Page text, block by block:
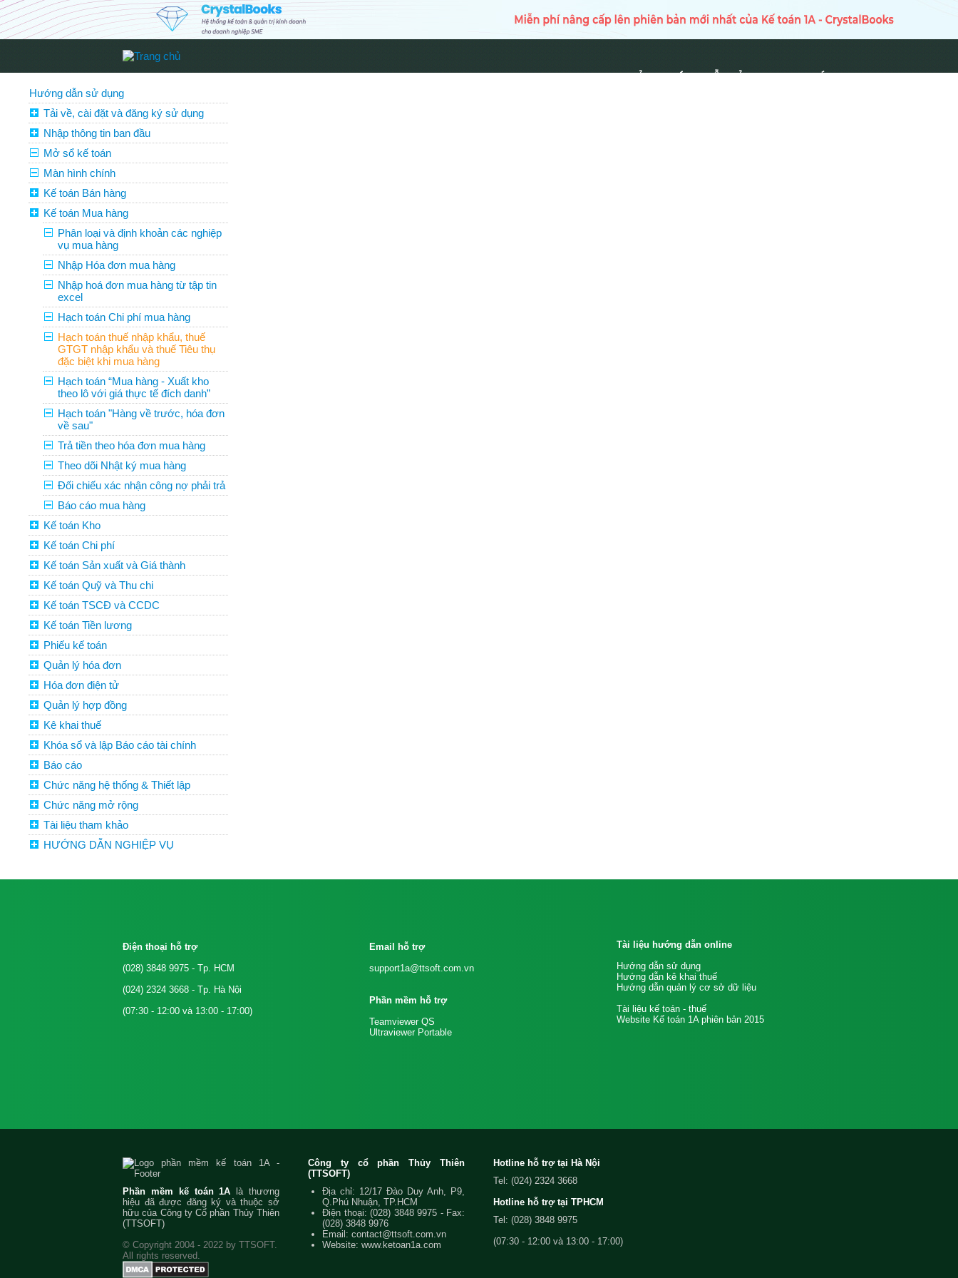
TRANG CHỦ HƯỚNG DẪN SỬ DỤNG TIN TỨC
Hướng dẫn sử dụng
Tải về, cài đặt và đăng ký sử dụng
Nhập thông tin ban đầu
Mở sổ kế toán
Màn hình chính
Kế toán Bán hàng
Kế toán Mua hàng
Phân loại và định khoản các nghiệp
vụ mua hàng
Nhập Hóa đơn mua hàng
Nhập hoá đơn mua hàng từ tập tin
excel
Hạch toán Chi phí mua hàng
Hạch toán thuế nhập khẩu, thuế
GTGT nhập khẩu và thuế Tiêu thụ
đặc biệt khi mua hàng
Hạch toán “Mua hàng - Xuất kho
theo lô với giá thực tế đích danh”
Hạch toán "Hàng về trước, hóa đơn
về sau"
Trả tiền theo hóa đơn mua hàng
Theo dõi Nhật ký mua hàng
Đối chiếu xác nhận công nợ phải trả
Báo cáo mua hàng
Kế toán Kho
Kế toán Chi phí
Kế toán Sản xuất và Giá thành
Kế toán Quỹ và Thu chi
Kế toán TSCĐ và CCDC
Kế toán Tiền lương
Phiếu kế toán
Quản lý hóa đơn
Hóa đơn điện tử
Quản lý hợp đồng
Kê khai thuế
Khóa sổ và lập Báo cáo tài chính
Báo cáo
Chức năng hệ thống & Thiết lập
Chức năng mở rộng
Tài liệu tham khảo
HƯỚNG DẪN NGHIỆP VỤ
Điện thoại hỗ trợ
(028) 3848 9975 - Tp. HCM
(024) 2324 3668 - Tp. Hà Nội
(07:30 - 12:00 và 13:00 - 17:00)
Email hỗ trợ
support1a@ttsoft.com.vn
Phần mềm hỗ trợ
Teamviewer QS
Ultraviewer Portable
Tài liệu hướng dẫn online
Hướng dẫn sử dụng
Hướng dẫn kê khai thuế
Hướng dẫn quản lý cơ sở dữ liệu
Tài liệu kế toán - thuế
Website Kế toán 1A phiên bản 2015
Phần mềm kế toán 1A là thương
hiệu đã được đăng ký và thuộc sở
hữu của Công ty Cổ phần Thủy Thiên
(TTSOFT)
© Copyright 2004 - 2022 by TTSOFT.
All rights reserved.
Công ty cổ phần Thủy Thiên
(TTSOFT)
Địa chỉ: 12/17 Đào Duy Anh, P9,
Q.Phú Nhuận, TP.HCM
Điện thoại: (028) 3848 9975 - Fax:
(028) 3848 9976
Email: contact@ttsoft.com.vn
Website: www.ketoan1a.com
Hotline hỗ trợ tại Hà Nội
Tel: (024) 2324 3668
Hotline hỗ trợ tại TPHCM
Tel: (028) 3848 9975
(07:30 - 12:00 và 13:00 - 17:00)